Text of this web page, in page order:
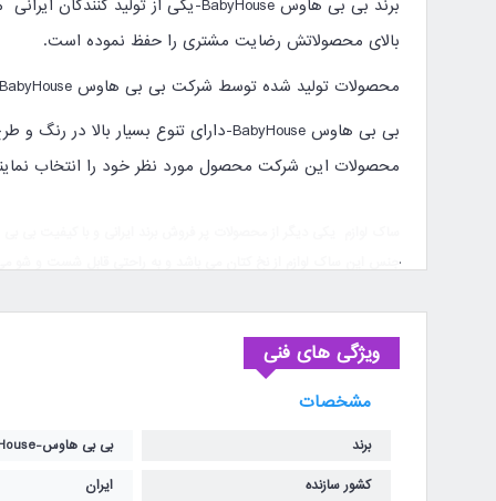
برند بی بی هاوس -BabyHouseیکی از تولید کنندگان
بالای محصولاتش رضایت مشتری را حفظ نموده است.
محصولات تولید شده توسط شرکت بی بی هاوس
بی بی هاوس -BabyHouseدارای تنوع بسیار بالا در رنگ
محصولات این شرکت محصول مورد نظر خود را انتخاب
همچنین داخل این ساک یک زیرانداز برای تعویض نوزاد قرار داده شده
دارای دو دسته جداگانه بوده یکی برای حمل به صورت دستی و یک بند بلند
ویژگی های فنی
مشخصات
برند
بی بی هاوس-BabyHouse
کشور سازنده
ایران